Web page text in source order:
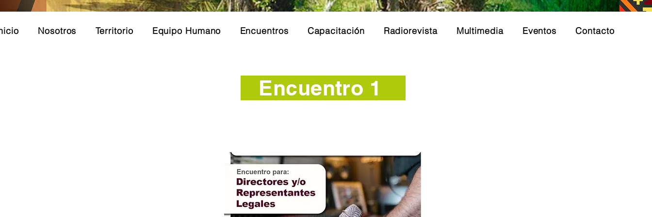
Nosotros Territorio Equipo Humano Encuentros Capacitación Radiorevista Multimedia Eventos Contacto
Encuentro 1